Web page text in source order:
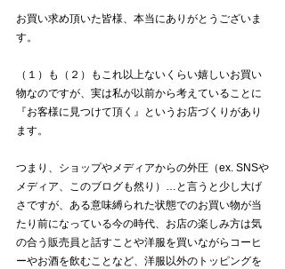
お買い求め頂いた皆様、本当にありがとうございま
す。
（１）も（２）もこれ以上ないくらい嬉しいお買い
物なのですが、実は私が以前から考えていることに
『お客様に見つけて頂く』というお店づくりがあり
ます。
つまり、ショップやメディアからの外圧（ex. SNSや
メディア、このブログも然り）…と言うと少し大げ
さですが、ある意味縛られた状態でのお買い物が当
たり前になっている今の時代、お店の楽しみ方は気
の合う販売員と話すことや洋服を買いながらコーヒ
ーやお酒を飲むことなど、洋服以外のトッピングを